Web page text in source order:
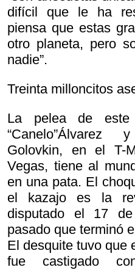
difícil que le ha
piensa que estas
otro planeta, pero
nadie”.
Treinta milloncitos
La pelea de este
“Canelo”Álvarez
Golovkin, en el T-
Vegas, tiene al
en una pata. El
el kazajo es la
disputado el 17
pasado que terminó
El desquite tuvo que
fue castigado